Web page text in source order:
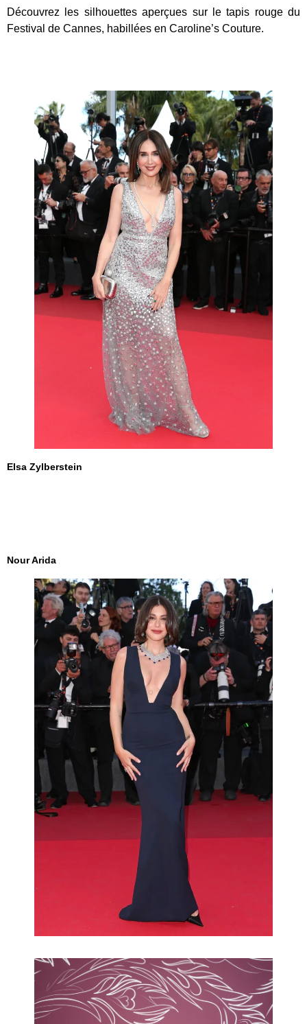
Découvrez les silhouettes aperçues sur le tapis rouge du
Festival de Cannes, habillées en Caroline’s Couture.
Elsa Zylberstein
Nour Arida